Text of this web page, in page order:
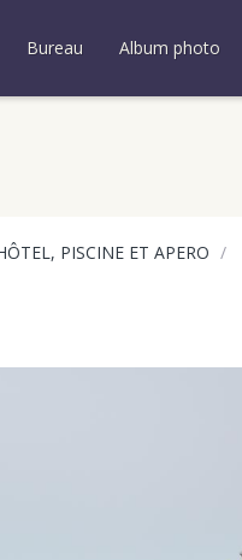
Bureau Album photo
PISCINE ET APERO